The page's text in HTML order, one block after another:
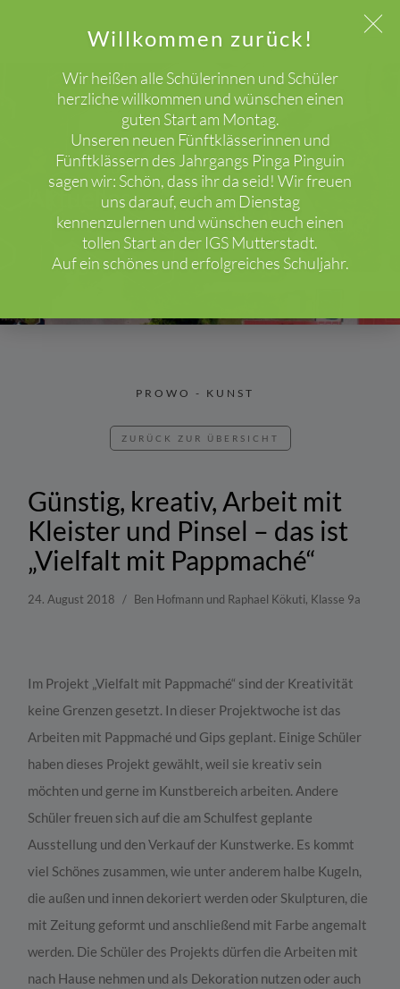
Willkommen zurück!
Wir heißen alle Schülerinnen und Schüler
herzliche willkommen und wünschen einen
guten Start am Montag.
Unseren neuen Fünftklässerinnen und
Fünftklässern des Jahrgangs Pinga Pinguin
sagen wir: Schön, dass ihr da seid! Wir freuen
uns darauf, euch am Dienstag
kennenzulernen und wünschen euch einen
tollen Start an der IGS Mutterstadt.
Auf ein schönes und erfolgreiches Schuljahr.
Aktuelles
HOME BLOG PROWO - KUNST
PROWO - KUNST
ZURÜCK ZUR ÜBERSICHT
Günstig, kreativ, Arbeit mit
Kleister und Pinsel – das ist
„Vielfalt mit Pappmaché“
24. August 2018 Ben Hofmann und Raphael Kökuti, Klasse 9a
Im Projekt „Vielfalt mit Pappmaché“ sind der Kreativität
keine Grenzen gesetzt. In dieser Projektwoche ist das
Arbeiten mit Pappmaché und Gips geplant. Einige Schüler
haben dieses Projekt gewählt, weil sie kreativ sein
möchten und gerne im Kunstbereich arbeiten. Andere
Schüler freuen sich auf die am Schulfest geplante
Ausstellung und den Verkauf der Kunstwerke. Es kommt
viel Schönes zusammen, wie unter anderem halbe Kugeln,
die außen und innen dekoriert werden oder Skulpturen, die
mit Zeitung geformt und anschließend mit Farbe angemalt
werden. Die Schüler des Projekts dürfen die Arbeiten mit
nach Hause nehmen und als Dekoration nutzen oder auch